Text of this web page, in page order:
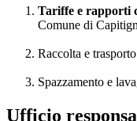
Tariffe e rapporti
Comune di
Raccolta e
Spazzamento e
Ufficio